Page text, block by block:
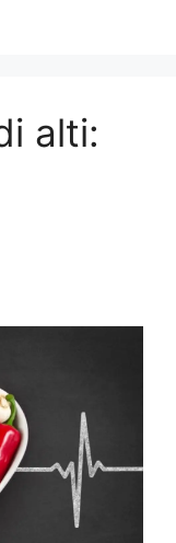
alti: